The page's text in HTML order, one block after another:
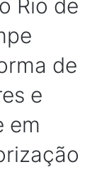
Rio de
de
e
em